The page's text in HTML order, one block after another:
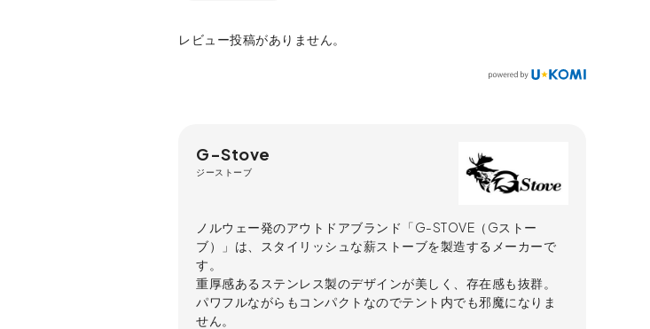
レビュー投稿がありません。
G-Stove
ジーストーブ
ノルウェー発のアウトドアブランド「G-STOVE（Gストー
ブ）」は、スタイリッシュな薪ストーブを製造するメーカーで
す。
重厚感あるステンレス製のデザインが美しく、存在感も抜群。
パワフルながらもコンパクトなのでテント内でも邪魔になりま
せん。